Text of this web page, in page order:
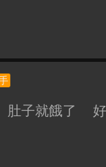
肚子就餓了